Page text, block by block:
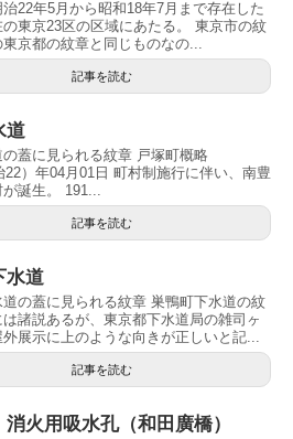
22年5月から昭和18年7月まで存在した
東京23区の区域にあたる。 東京市の紋
京都の紋章と同じものなの...
記事を読む
道
の蓋に見られる紋章 戸塚町概略
22）年04月01日 町村制施行に伴い、南豊
誕生。 191...
記事を読む
水道
の蓋に見られる紋章 巣鴨町下水道の紋
諸説あるが、東京都下水道局の雑司ヶ
展示に上のような向きが正しいと記...
記事を読む
火用吸水孔（和田廣橋）